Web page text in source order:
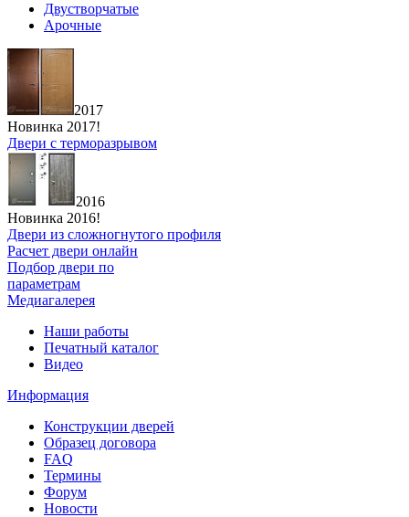
Двустворчатые
Арочные
2017
Новинка 2017!
Двери с терморазрывом
2016
Новинка 2016!
Двери из сложногнутого профиля
Расчет двери онлайн
Подбор двери по
параметрам
Медиагалерея
Наши работы
Печатный каталог
Видео
Информация
Конструкции дверей
Образец договора
FAQ
Термины
Форум
Новости